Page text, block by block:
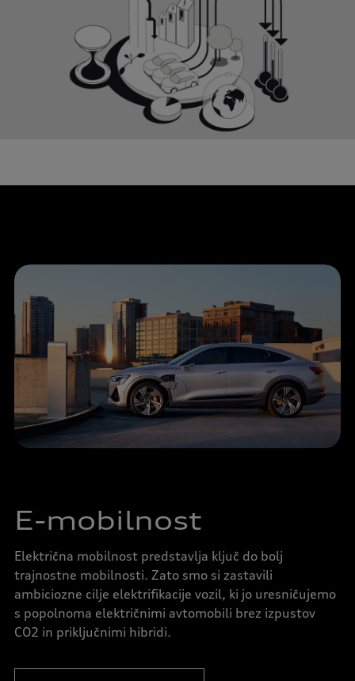
E-mobilnost
Električna mobilnost predstavlja ključ do bolj
trajnostne mobilnosti. Zato smo si zastavili
ambiciozne cilje elektrifikacije vozil, ki jo uresničujemo
s popolnoma električnimi avtomobili brez izpustov
CO2 in priključnimi hibridi.